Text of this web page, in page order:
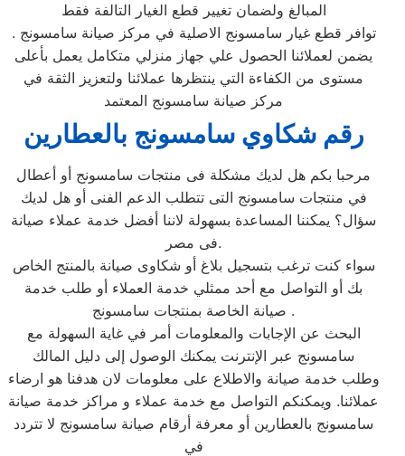
المبالغ ولضمان تغيير قطع الغيار التالفة فقط
توافر قطع غيار سامسونج الاصلية في مركز صيانة سامسونج .
يضمن لعملائنا الحصول علي جهاز منزلي متكامل يعمل بأعلى
مستوى من الكفاءة التي ينتظرها عملائنا ولتعزيز الثقة في
مركز صيانة سامسونج المعتمد
رقم شكاوي سامسونج بالعطارين
مرحبا بكم هل لديك مشكلة فى منتجات سامسونج أو أعطال
في منتجات سامسونج التى تتطلب الدعم الفنى أو هل لديك
سؤال؟ يمكننا المساعدة بسهولة لاننا أفضل خدمة عملاء صيانة
فى مصر.
سواء كنت ترغب بتسجيل بلاغ أو شكاوى صيانة بالمنتج الخاص
بك أو التواصل مع أحد ممثلي خدمة العملاء أو طلب خدمة
صيانة الخاصة بمنتجات سامسونج .
البحث عن الإجابات والمعلومات أمر في غاية السهولة مع
سامسونج عبر الإنترنت يمكنك الوصول إلى دليل المالك
وطلب خدمة صيانة والاطلاع على معلومات لان هدفنا هو ارضاء
عملائنا. ويمكنكم التواصل مع خدمة عملاء و مراكز خدمة صيانة
سامسونج بالعطارين أو معرفة أرقام صيانة سامسونج لا تتردد
في